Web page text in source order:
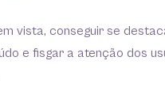
vista, conseguir se
e fisgar a atenção dos